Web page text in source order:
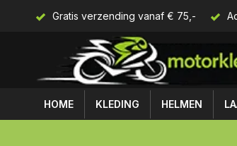
Gratis verzending vanaf € 75,-
HOME KLEDING HELMEN